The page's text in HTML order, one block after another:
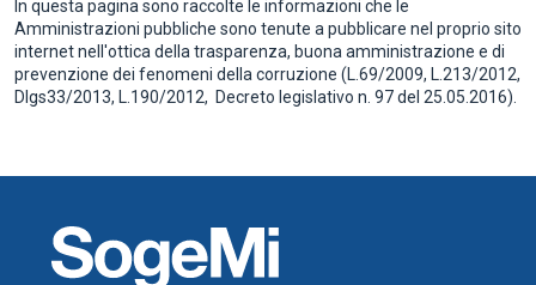
In questa pagina sono raccolte le informazioni che le
Amministrazioni pubbliche sono tenute a pubblicare nel proprio sito
internet nell'ottica della trasparenza, buona amministrazione e di
prevenzione dei fenomeni della corruzione (L.69/2009, L.213/2012,
Dlgs33/2013, L.190/2012, Decreto legislativo n. 97 del 25.05.2016).